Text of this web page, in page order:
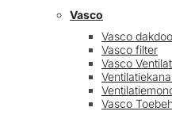
Vasco
Vasco
Vasco filter
Vasco
Vasco